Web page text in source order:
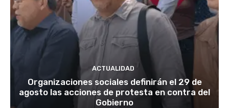
ACTUALIDAD
Organizaciones sociales definirán el 29 de
agosto las acciones de protesta en contra del
Gobierno